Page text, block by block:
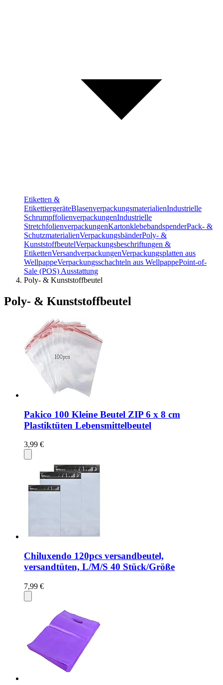
Etiketten &
EtikettiergeräteBlasenverpackungsmaterialienIndustrielle
SchrumpffolienverpackungenIndustrielle
StretchfolienverpackungenKartonklebebandspenderPack- &
SchutzmaterialienVerpackungsbänderPoly- &
KunststoffbeutelVerpackungsbeschriftungen &
EtikettenVersandverpackungenVerpackungsplatten aus
WellpappeVerpackungsschachteln aus WellpappePoint-of-
Sale (POS) Ausstattung
Poly- & Kunststoffbeutel
Poly- & Kunststoffbeutel
Pakico 100 Kleine Beutel ZIP 6 x 8 cm
Plastiktüten Lebensmittelbeutel
3,99 €
Chiluxendo 120pcs versandbeutel,
versandtüten, L/M/S 40 Stück/Größe
7,99 €